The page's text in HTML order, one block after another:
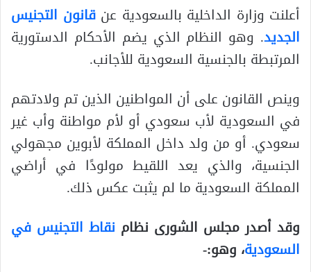
أعلنت وزارة الداخلية بالسعودية عن قانون التجنيس
الجديد. وهو النظام الذي يضم الأحكام الدستورية
المرتبطة بالجنسية السعودية للأجانب.
وينص القانون على أن المواطنين الذين تم ولادتهم
في السعودية لأب سعودي أو لأم مواطنة وأب غير
سعودي. أو من ولد داخل المملكة لأبوين مجهولي
الجنسية، والذي يعد اللقيط مولودًا في أراضي
المملكة السعودية ما لم يثبت عكس ذلك.
وقد أصدر مجلس الشورى نظام نقاط التجنيس في
السعودية، وهو:-